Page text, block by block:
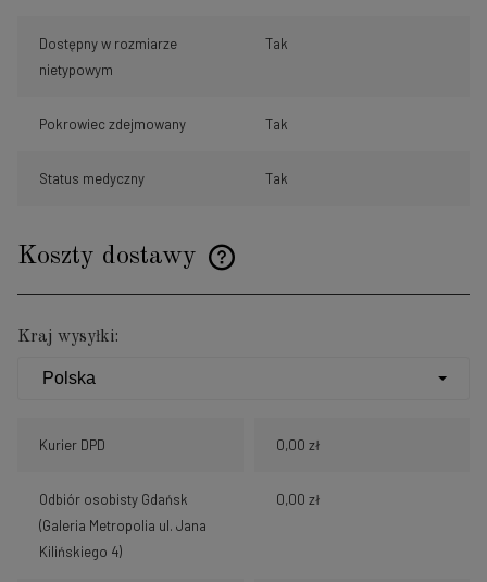
Dostępny w rozmiarze
nietypowym
Tak
Pokrowiec zdejmowany Tak
Status medyczny Tak
Koszty dostawy
Cena nie zawiera ewentualnych kosztów płatności
Kraj wysyłki:
Kurier DPD 0,00 zł
Odbiór osobisty Gdańsk
(Galeria Metropolia ul. Jana
Kilińskiego 4)
0,00 zł